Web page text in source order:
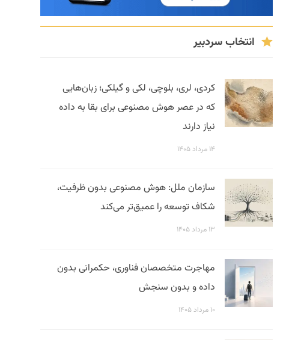
انتخاب سردبیر
کردی، لری، بلوچی، لکی و گیلکی؛ زبان‌هایی
که در عصر هوش مصنوعی برای بقا به داده
نیاز دارند
۱۴ مرداد ۱۴۰۵
سازمان ملل: هوش مصنوعی بدون ظرفیت،
شکاف توسعه را عمیق‌تر می‌کند
۱۳ مرداد ۱۴۰۵
مهاجرت متخصصان فناوری، حکمرانی بدون
داده و بدون سنجش
۱۰ مرداد ۱۴۰۵